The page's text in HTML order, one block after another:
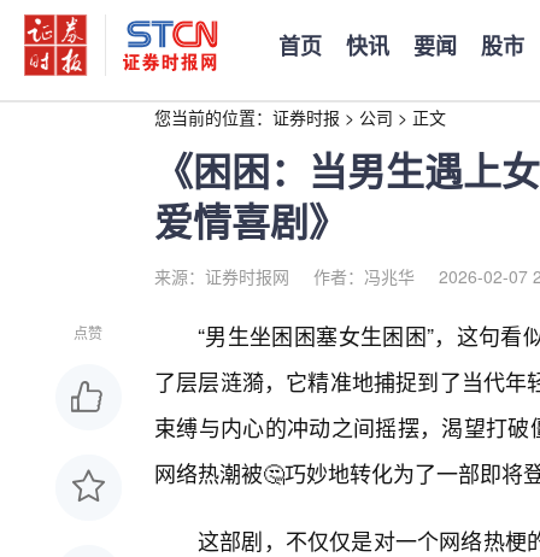
首页 快讯 要闻 股市
您当前的位置： 证券时报 > 公司 > 正文
《困困：当男生遇上
爱情喜剧》
来源：证券时报网 作者：冯兆华 2026-02-07
点赞
“男生坐困困塞女生困困”，这句
了层层涟漪，它精准地捕捉到了当代
束缚与内心的冲动之间摇摆，渴望打
网络热潮被🤔巧妙地转化为了一部即
这部剧，不仅仅是对一个网络热梗